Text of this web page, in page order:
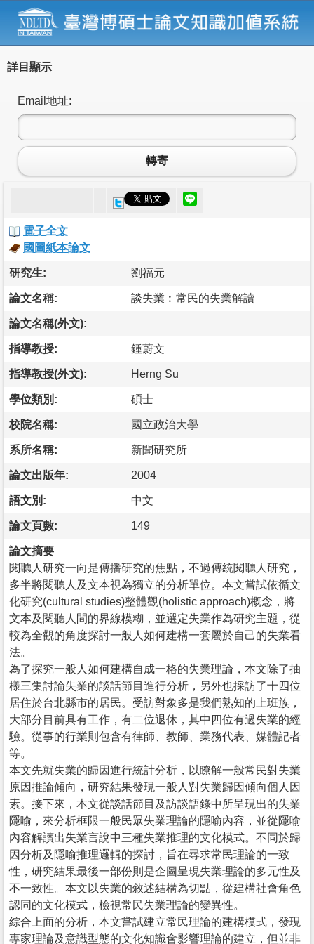
詳目顯示
Email地址:
轉寄
電子全文
國圖紙本論文
研究生: 劉福元
論文名稱: 談失業︰常民的失業解讀
論文名稱(外文):
指導教授: 鍾蔚文
指導教授(外文): Herng Su
學位類別: 碩士
校院名稱: 國立政治大學
系所名稱: 新聞研究所
論文出版年: 2004
語文別: 中文
論文頁數: 149
論文摘要
閱聽人研究一向是傳播研究的焦點，不過傳統閱聽人研究，
多半將閱聽人及文本視為獨立的分析單位。本文嘗試依循文
化研究(cultural studies)整體觀(holistic approach)概念，將
文本及閱聽人間的界線模糊，並選定失業作為研究主題，從
較為全觀的角度探討一般人如何建構一套屬於自己的失業看
法。
為了探究一般人如何建構自成一格的失業理論，本文除了抽
樣三集討論失業的談話節目進行分析，另外也採訪了十四位
居住於台北縣市的居民。受訪對象多是我們熟知的上班族，
大部分目前具有工作，有二位退休，其中四位有過失業的經
驗。從事的行業則包含有律師、教師、業務代表、媒體記者
等。
本文先就失業的歸因進行統計分析，以瞭解一般常民對失業
原因推論傾向，研究結果發現一般人對失業歸因傾向個人因
素。接下來，本文從談話節目及訪談語錄中所呈現出的失業
隱喻，來分析框限一般民眾失業理論的隱喻內容，並從隱喻
內容解讀出失業言說中三種失業推理的文化模式。不同於歸
因分析及隱喻推理邏輯的探討，旨在尋求常民理論的一致
性，研究結果最後一部份則是企圖呈現失業理論的多元性及
不一致性。本文以失業的敘述結構為切點，從建構社會角色
認同的文化模式，檢視常民失業理論的變異性。
綜合上面的分析，本文嘗試建立常民理論的建構模式，發現
專家理論及意識型態的文化知識會影響理論的建立，但並非